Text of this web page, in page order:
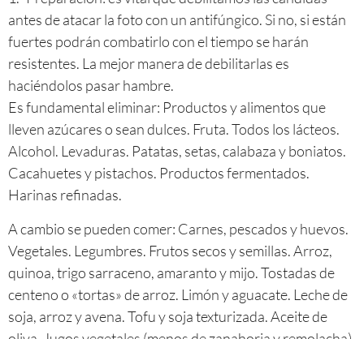
antes de atacar la foto con un antifúngico. Si no, si están
fuertes podrán combatirlo con el tiempo se harán
resistentes. La mejor manera de debilitarlas es
haciéndolos pasar hambre.
Es fundamental eliminar: Productos y alimentos que
lleven azúcares o sean dulces. Fruta. Todos los lácteos.
Alcohol. Levaduras. Patatas, setas, calabaza y boniatos.
Cacahuetes y pistachos. Productos fermentados.
Harinas refinadas.
A cambio se pueden comer: Carnes, pescados y huevos.
Vegetales. Legumbres. Frutos secos y semillas. Arroz,
quinoa, trigo sarraceno, amaranto y mijo. Tostadas de
centeno o «tortas» de arroz. Limón y aguacate. Leche de
soja, arroz y avena. Tofu y soja texturizada. Aceite de